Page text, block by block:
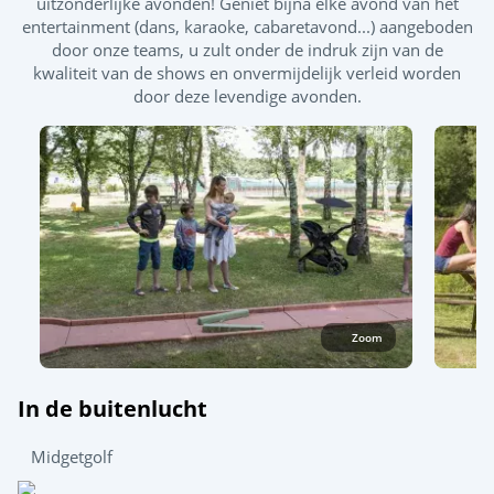
Splashzone - Kinderspelletjes
Rodel- en glijbanen
entertainment (dans, karaoke, cabaretavond...) aangeboden
door onze teams, u zult onder de indruk zijn van de
kwaliteit van de shows en onvermijdelijk verleid worden
door deze levendige avonden.
Zoom
In de buitenlucht
Midgetgolf